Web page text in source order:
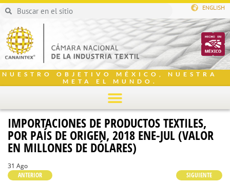
ENGLISH
NUESTRO OBJETIVO MÉXICO, NUESTRA
META EL MUNDO.
IMPORTACIONES DE PRODUCTOS TEXTILES,
POR PAÍS DE ORIGEN, 2018 ENE-JUL (VALOR
EN MILLONES DE DÓLARES)
31 Ago
ANTERIOR
SIGUIENTE